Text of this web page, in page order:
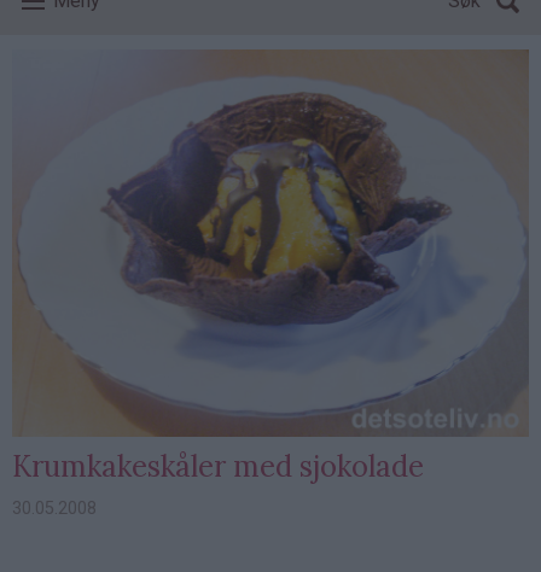
Krumkakeskåler med sjokolade
30.05.2008